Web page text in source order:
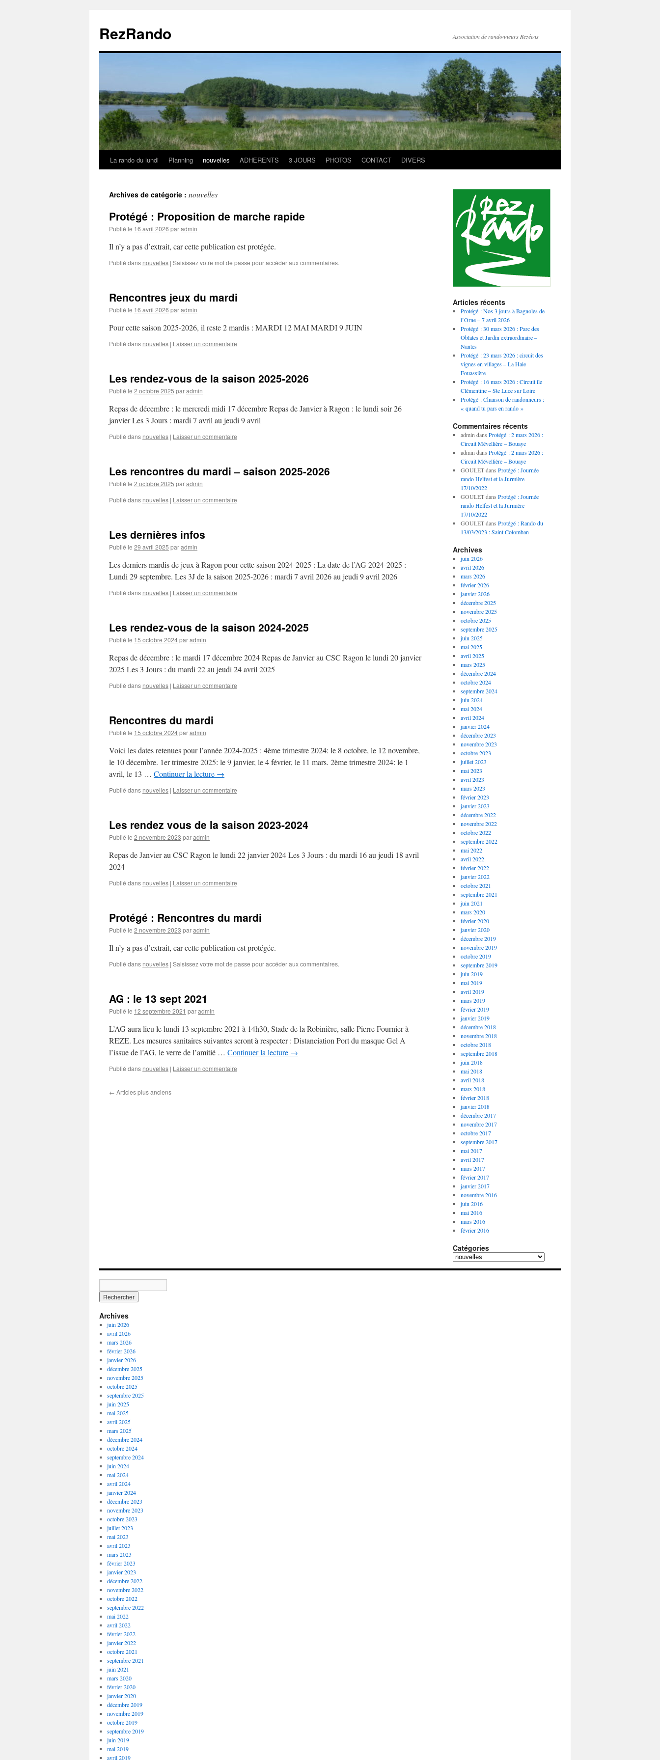
contenu
RezRando Association de randonneurs Rezéens
La rando du lundi Planning nouvelles ADHERENTS 3 JOURS PHOTOS CONTACT DIVERS
Archives de catégorie : nouvelles
Protégé : Proposition de marche rapide
Publié le 16 avril 2026 paradmin
Il n’y a pas d’extrait, car cette publication est protégée.
Publié dans nouvelles | Saisissez votre mot de passe pour accéder aux commentaires.
Rencontres jeux du mardi
Publié le 16 avril 2026 paradmin
Pour cette saison 2025-2026, il reste 2 mardis : MARDI 12 MAI MARDI 9 JUIN
Publié dans nouvelles | Laisser un commentaire
Les rendez-vous de la saison 2025-2026
Publié le 2 octobre 2025 paradmin
Repas de décembre : le mercredi midi 17 décembre Repas de Janvier à Ragon : le lundi soir 26
janvier Les 3 Jours : mardi 7 avril au jeudi 9 avril
Publié dans nouvelles | Laisser un commentaire
Les rencontres du mardi – saison 2025-2026
Publié le 2 octobre 2025 paradmin
Publié dans nouvelles | Laisser un commentaire
Les dernières infos
Publié le 29 avril 2025 paradmin
Les derniers mardis de jeux à Ragon pour cette saison 2024-2025 : La date de l’AG 2024-2025 :
Lundi 29 septembre. Les 3J de la saison 2025-2026 : mardi 7 avril 2026 au jeudi 9 avril 2026
Publié dans nouvelles | Laisser un commentaire
Les rendez-vous de la saison 2024-2025
Publié le 15 octobre 2024paradmin
Repas de décembre : le mardi 17 décembre 2024 Repas de Janvier au CSC Ragon le lundi 20 janvier
2025 Les 3 Jours : du mardi 22 au jeudi 24 avril 2025
Publié dans nouvelles | Laisser un commentaire
Rencontres du mardi
Publié le 15 octobre 2024paradmin
Voici les dates retenues pour l’année 2024-2025 : 4ème trimestre 2024: le 8 octobre, le 12 novembre,
le 10 décembre. 1er trimestre 2025: le 9 janvier, le 4 février, le 11 mars. 2ème trimestre 2024: le 1
avril, le 13 … Continuer la lecture →
Publié dans nouvelles | Laisser un commentaire
Les rendez vous de la saison 2023-2024
Publié le 2 novembre 2023 paradmin
Repas de Janvier au CSC Ragon le lundi 22 janvier 2024 Les 3 Jours : du mardi 16 au jeudi 18 avril
2024
Publié dans nouvelles | Laisser un commentaire
Protégé : Rencontres du mardi
Publié le 2 novembre 2023 paradmin
Il n’y a pas d’extrait, car cette publication est protégée.
Publié dans nouvelles | Saisissez votre mot de passe pour accéder aux commentaires.
AG : le 13 sept 2021
Publié le 12 septembre 2021 paradmin
L’AG aura lieu le lundi 13 septembre 2021 à 14h30, Stade de la Robinière, salle Pierre Fournier à
REZE. Les mesures sanitaires suivantes seront à respecter : Distanciation Port du masque Gel A
l’issue de l’AG, le verre de l’amitié … Continuer la lecture →
Publié dans nouvelles | Laisser un commentaire
← Articles plus anciens
Articles récents
Protégé : Nos 3 jours à Bagnoles de
l’Orne – 7 avril 2026
Protégé : 30 mars 2026 : Parc des
Oblates et Jardin extraordinaire –
Nantes
Protégé : 23 mars 2026 : circuit des
vignes en villages – La Haie
Fouassière
Protégé : 16 mars 2026 : Circuit île
Clémentine – Ste Luce sur Loire
Protégé : Chanson de randonneurs :
« quand tu pars en rando »
Commentaires récents
admin dans Protégé : 2 mars 2026 :
Circuit Mévellière – Bouaye
admin dans Protégé : 2 mars 2026 :
Circuit Mévellière – Bouaye
GOULETdans Protégé : Journée
rando Helfest et la Jurmière
17/10/2022
GOULETdans Protégé : Journée
rando Helfest et la Jurmière
17/10/2022
GOULETdans Protégé : Rando du
13/03/2023 : Saint Colomban
Archives
juin 2026
avril 2026
mars 2026
février 2026
janvier 2026
décembre 2025
novembre 2025
octobre 2025
septembre 2025
juin 2025
mai 2025
avril 2025
mars 2025
décembre 2024
octobre 2024
septembre 2024
juin 2024
mai 2024
avril 2024
janvier 2024
décembre 2023
novembre 2023
octobre 2023
juillet 2023
mai 2023
avril 2023
mars 2023
février 2023
janvier 2023
décembre 2022
novembre 2022
octobre 2022
septembre 2022
mai 2022
avril 2022
février 2022
janvier 2022
octobre 2021
septembre 2021
juin 2021
mars 2020
février 2020
janvier 2020
décembre 2019
novembre 2019
octobre 2019
septembre 2019
juin 2019
mai 2019
avril 2019
mars 2019
février 2019
janvier 2019
décembre 2018
novembre 2018
octobre 2018
septembre 2018
juin 2018
mai 2018
avril 2018
mars 2018
février 2018
janvier 2018
décembre 2017
novembre 2017
octobre 2017
septembre 2017
mai 2017
avril 2017
mars 2017
février 2017
janvier 2017
novembre 2016
juin 2016
mai 2016
mars 2016
février 2016
Catégories
Catégories
Archives
juin 2026
avril 2026
mars 2026
février 2026
janvier 2026
décembre 2025
novembre 2025
octobre 2025
septembre 2025
juin 2025
mai 2025
avril 2025
mars 2025
décembre 2024
octobre 2024
septembre 2024
juin 2024
mai 2024
avril 2024
janvier 2024
décembre 2023
novembre 2023
octobre 2023
juillet 2023
mai 2023
avril 2023
mars 2023
février 2023
janvier 2023
décembre 2022
novembre 2022
octobre 2022
septembre 2022
mai 2022
avril 2022
février 2022
janvier 2022
octobre 2021
septembre 2021
juin 2021
mars 2020
février 2020
janvier 2020
décembre 2019
novembre 2019
octobre 2019
septembre 2019
juin 2019
mai 2019
avril 2019